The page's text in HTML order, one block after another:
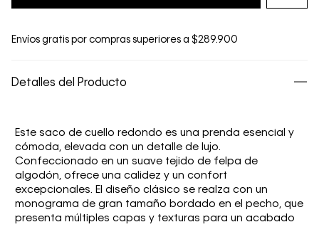
Envíos gratis por compras superiores a $289.900
Detalles del Producto
Este saco de cuello redondo es una prenda esencial y
cómoda, elevada con un detalle de lujo.
Confeccionado en un suave tejido de felpa de
algodón, ofrece una calidez y un confort
excepcionales. El diseño clásico se realza con un
monograma de gran tamaño bordado en el pecho, que
presenta múltiples capas y texturas para un acabado